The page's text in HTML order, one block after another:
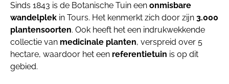
Sinds 1843 is de Botanische Tuin een onmisbare
wandelplek in Tours. Het kenmerkt zich door zijn 3.000
plantensoorten. Ook heeft het een indrukwekkende
collectie van medicinale planten, verspreid over 5
hectare, waardoor het een referentietuin is op dit
gebied.